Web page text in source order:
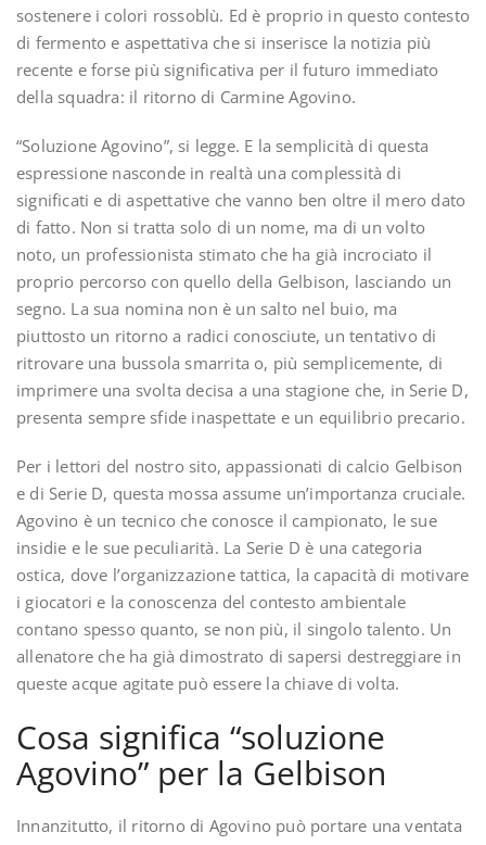
sostenere i colori rossoblù. Ed è proprio in questo contesto
di fermento e aspettativa che si inserisce la notizia più
recente e forse più significativa per il futuro immediato
della squadra: il ritorno di Carmine Agovino.
“Soluzione Agovino”, si legge. E la semplicità di questa
espressione nasconde in realtà una complessità di
significati e di aspettative che vanno ben oltre il mero dato
di fatto. Non si tratta solo di un nome, ma di un volto
noto, un professionista stimato che ha già incrociato il
proprio percorso con quello della Gelbison, lasciando un
segno. La sua nomina non è un salto nel buio, ma
piuttosto un ritorno a radici conosciute, un tentativo di
ritrovare una bussola smarrita o, più semplicemente, di
imprimere una svolta decisa a una stagione che, in Serie D,
presenta sempre sfide inaspettate e un equilibrio precario.
Per i lettori del nostro sito, appassionati di calcio Gelbison
e di Serie D, questa mossa assume un’importanza cruciale.
Agovino è un tecnico che conosce il campionato, le sue
insidie e le sue peculiarità. La Serie D è una categoria
ostica, dove l’organizzazione tattica, la capacità di motivare
i giocatori e la conoscenza del contesto ambientale
contano spesso quanto, se non più, il singolo talento. Un
allenatore che ha già dimostrato di sapersi destreggiare in
queste acque agitate può essere la chiave di volta.
Cosa significa “soluzione
Agovino” per la Gelbison
Innanzitutto, il ritorno di Agovino può portare una ventata